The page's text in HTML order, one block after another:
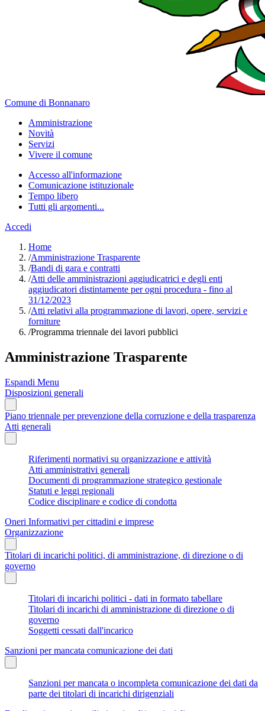
Comune di Bonnanaro
Amministrazione
Novità
Servizi
Vivere il comune
Accesso all'informazione
Comunicazione istituzionale
Tempo libero
Tutti gli argomenti...
Accedi
Home
/Amministrazione Trasparente
/Bandi di gara e contratti
/Atti delle amministrazioni aggiudicatrici e degli enti
aggiudicatori distintamente per ogni procedura - fino al
31/12/2023
/Atti relativi alla programmazione di lavori, opere, servizi e
forniture
/Programma triennale dei lavori pubblici
Amministrazione Trasparente
Espandi Menu
Disposizioni generali
Piano triennale per prevenzione della corruzione e della trasparenza
Atti generali
Riferimenti normativi su organizzazione e attività
Atti amministrativi generali
Documenti di programmazione strategico gestionale
Statuti e leggi regionali
Codice disciplinare e codice di condotta
Oneri Informativi per cittadini e imprese
Organizzazione
Titolari di incarichi politici, di amministrazione, di direzione o di
governo
Titolari di incarichi politici - dati in formato tabellare
Titolari di incarichi di amministrazione di direzione o di
governo
Soggetti cessati dall'incarico
Sanzioni per mancata comunicazione dei dati
Sanzioni per mancata o incompleta comunicazione dei dati da
parte dei titolari di incarichi dirigenziali